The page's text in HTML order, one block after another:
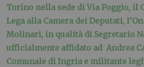
Torino nella sede di Via Poggio, il
Lega alla Camera dei Deputati,
Molinari, in qualità di Segretario
ufficialmente affidato ad Andrea
Comunale di Ingria e militante